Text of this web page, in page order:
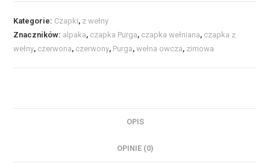
Kategorie: Czapki, z wełny
Znaczników: alpaka, czapka Purga, czapka wełniana, czapka z
wełny, czerwona, czerwony, Purga,wełna owcza, zimowa
OPIS
OPINIE (0)